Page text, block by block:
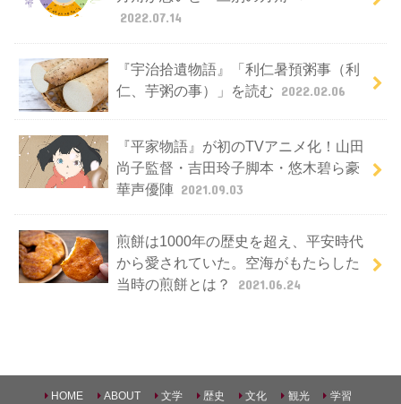
2022.07.14
『宇治拾遺物語』「利仁暑預粥事（利
仁、芋粥の事）」を読む 2022.02.06
『平家物語』が初のTVアニメ化！山田
尚子監督・吉田玲子脚本・悠木碧ら豪
華声優陣 2021.09.03
煎餅は1000年の歴史を超え、平安時代
から愛されていた。空海がもたらした
当時の煎餅とは？
2021.06.24
HOME ABOUT 文学 歴史 文化 観光 学習